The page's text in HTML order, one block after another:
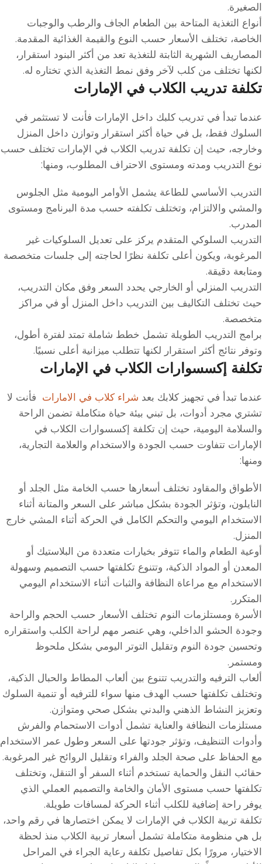
الصغيرة.
أنواع التغذية المتاحة بين الطعام الجاف والرطب والوجبات
الخاصة، تختلف الأسعار حسب النوع والقيمة الغذائية المقدمة.
المصاريف الشهرية الثابتة للتغذية تعد من أكثر البنود استقرار،
لكنها تختلف من كلب لآخر وفق نمط التغذية الذي تختاره له.
تكلفة تدريب الكلاب في الإمارات
عندما تبدأ في تدريب كلبك داخل الإمارات فأنت لا تستثمر في
السلوك فقط، بل في حياة أكثر استقرار وتوازن داخل المنزل
وخارجه، حيث إن تكلفة تدريب الكلاب في الإمارات تختلف حسب
نوع التدريب ومدته ومستوى الاحتراف المطلوب، ومنها:
التدريب الأساسي للطاعة يشمل الأوامر اليومية مثل الجلوس
والمشي والالتزام، وتختلف تكلفته حسب مدة البرنامج ومستوى
المدرب.
التدريب السلوكي المتقدم يركز على تعديل السلوكيات غير
المرغوبة، ويكون أعلى تكلفة نظرًا لحاجته إلى جلسات متخصصة
ومتابعة دقيقة.
التدريب المنزلي أو الخارجي يحدد السعر وفق مكان التدريب،
حيث تختلف التكاليف بين التدريب داخل المنزل أو في مراكز
متخصصة.
برامج التدريب الطويلة تشمل خطط شاملة تمتد لفترة أطول،
وتوفر نتائج أكثر استقرار لكنها تتطلب ميزانية أعلى نسبيًا.
تكلفة إكسسوارات الكلاب في الإمارات
عندما تبدأ في تجهيز كلابك بعد شراء كلاب في الامارات فأنت لا
تشتري مجرد أدوات، بل تبني بيئة حياة متكاملة تضمن الراحة
والسلامة اليومية، حيث إن تكلفة إكسسوارات الكلاب في
الإمارات تتفاوت حسب الجودة والاستخدام والعلامة التجارية،
ومنها:
الأطواق والمقاود تختلف أسعارها حسب الخامة مثل الجلد أو
النايلون، وتؤثر الجودة بشكل مباشر على السعر والمتانة أثناء
الاستخدام اليومي والتحكم الكامل في الحركة أثناء المشي خارج
المنزل.
أوعية الطعام والماء تتوفر بخيارات متعددة من البلاستيك أو
المعدن أو المواد الذكية، وتتنوع تكلفتها حسب التصميم وسهولة
الاستخدام مع مراعاة النظافة والثبات أثناء الاستخدام اليومي
المتكرر.
الأسرة ومستلزمات النوم تختلف الأسعار حسب الحجم والراحة
وجودة الحشو الداخلي، وهي عنصر مهم لراحة الكلب واستقراره
وتحسين جودة النوم وتقليل التوتر اليومي بشكل ملحوظ
ومستمر.
ألعاب الترفيه والتدريب تتنوع بين ألعاب المطاط والحبال الذكية،
وتختلف تكلفتها حسب الهدف منها سواء للترفيه أو تنمية السلوك
وتعزيز النشاط الذهني والبدني بشكل صحي ومتوازن.
مستلزمات النظافة والعناية تشمل أدوات الاستحمام والفرش
وأدوات التنظيف، وتؤثر جودتها على السعر وطول عمر الاستخدام
مع الحفاظ على صحة الجلد والفراء وتقليل الروائح غير المرغوبة.
حقائب النقل والحماية تستخدم أثناء السفر أو التنقل، وتختلف
تكلفتها حسب مستوى الأمان والخامة والتصميم العملي الذي
يوفر راحة إضافية للكلب أثناء الحركة لمسافات طويلة.
تكلفة تربية الكلاب في الإمارات لا يمكن اختصارها في رقم واحد،
بل هي منظومة متكاملة تشمل أسعار تربية الكلاب منذ لحظة
الاختيار، مرورًا بكل تفاصيل تكلفة رعاية الجراء في المراحل